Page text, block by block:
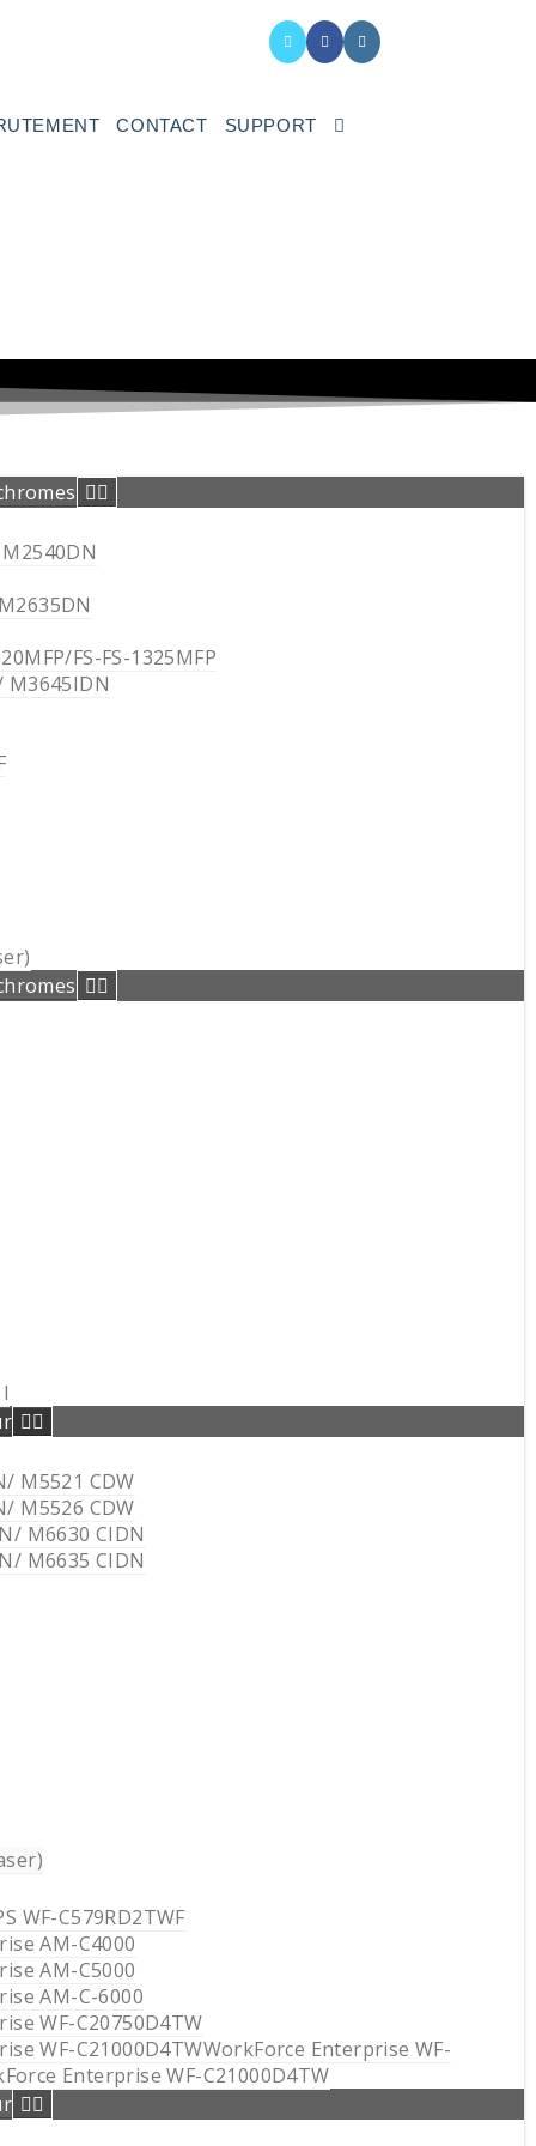
CONTACT SUPPORT
FS-FS-1325MFP
M3645IDN
M5521 CDW
M5526 CDW
M6630 CIDN
M6635 CIDN
WF-C579RD2TWF
AM-C4000
AM-C5000
AM-C-6000
WF-C20750D4TW
WF-C21000D4TWWorkForce Enterprise WF-
Enterprise WF-C21000D4TW